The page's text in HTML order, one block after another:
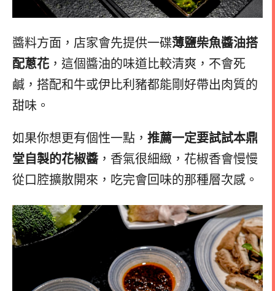
醬料方面，店家會先提供一碟薄鹽柴魚醬油搭
配蔥花 ，這個醬油的味道比較清爽，不會死
鹹，搭配和牛或伊比利豬都能剛好帶出肉質的
甜味。
如果你想更有個性一點， 推薦一定要試試本鼎
堂自製的花椒醬 ，香氣很細緻，花椒香會慢慢
從口腔擴散開來，吃完會回味的那種層次感。